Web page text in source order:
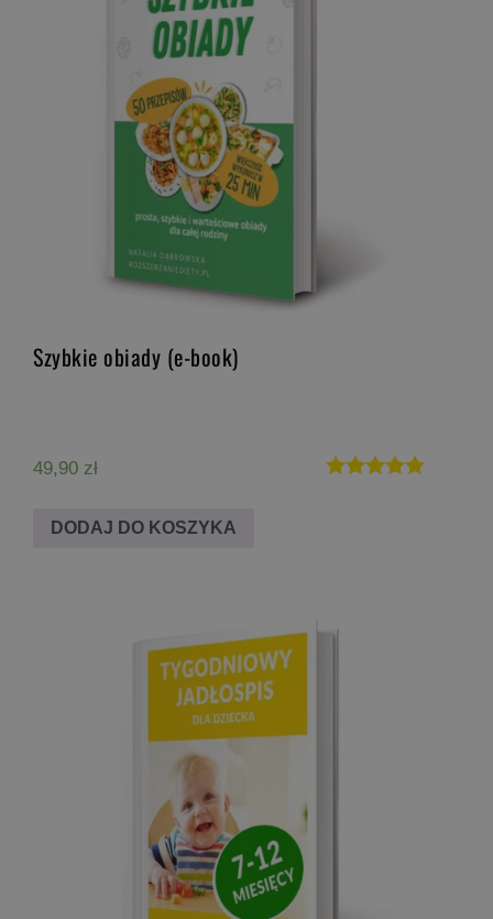
Szybkie obiady (e-book)
49,90 zł
DODAJ DO KOSZYKA